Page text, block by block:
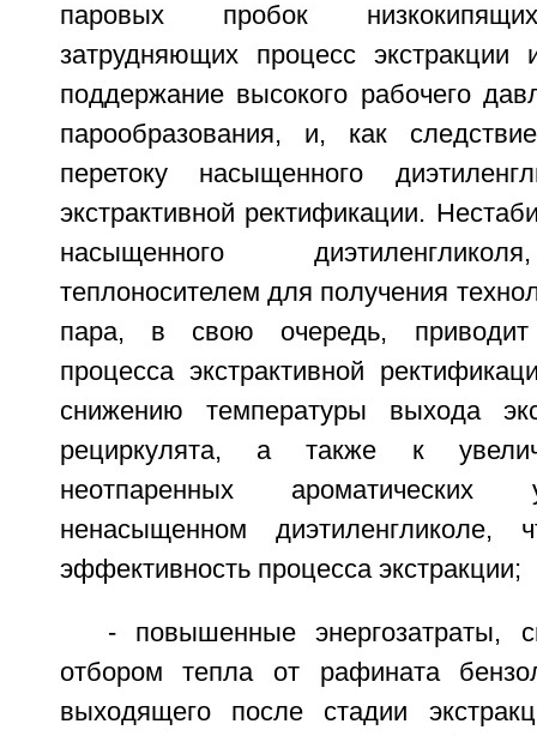
паровых пробок
затрудняющих процесс экстракции
поддержание высокого рабочего
парообразования, и, как
перетоку насыщенного
экстрактивной ректификации.
насыщенного
теплоносителем для получения
пара, в свою очередь, приводит
процесса экстрактивной
снижению температуры выхода
рециркулята, а также к
неотпаренных ароматических
ненасыщенном диэтиленгликоле,
эффективность процесса экстракции;
- повышенные энергозатраты,
отбором тепла от рафината
выходящего после стадии